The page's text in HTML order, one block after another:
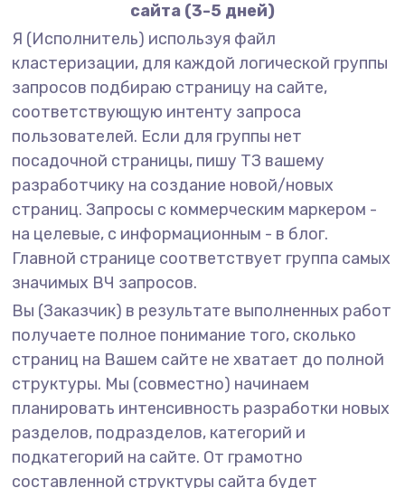
сайта (3-5 дней)
Я (Исполнитель) используя файл
кластеризации, для каждой логической группы
запросов подбираю страницу на сайте,
соответствующую интенту запроса
пользователей. Если для группы нет
посадочной страницы, пишу ТЗ вашему
разработчику на создание новой/новых
страниц. Запросы с коммерческим маркером -
на целевые, с информационным - в блог.
Главной странице соответствует группа самых
значимых ВЧ запросов.
Вы (Заказчик) в результате выполненных работ
получаете полное понимание того, сколько
страниц на Вашем сайте не хватает до полной
структуры. Мы (совместно) начинаем
планировать интенсивность разработки новых
разделов, подразделов, категорий и
подкатегорий на сайте. От грамотно
составленной структуры сайта будет